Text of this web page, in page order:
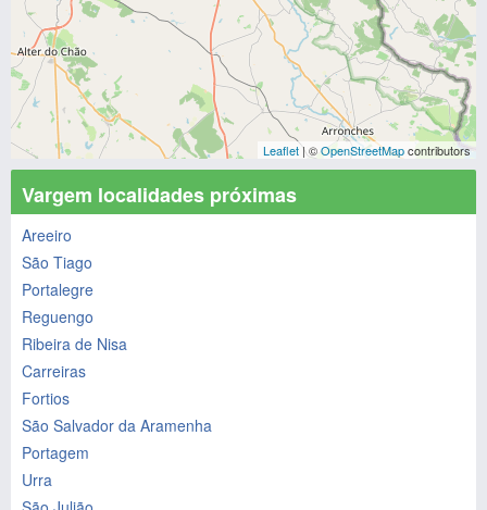
Leaflet| ©OpenStreetMapcontributors
Vargem localidades próximas
Areeiro
São Tiago
Portalegre
Reguengo
Ribeira de Nisa
Carreiras
Fortios
São Salvador da Aramenha
Portagem
Urra